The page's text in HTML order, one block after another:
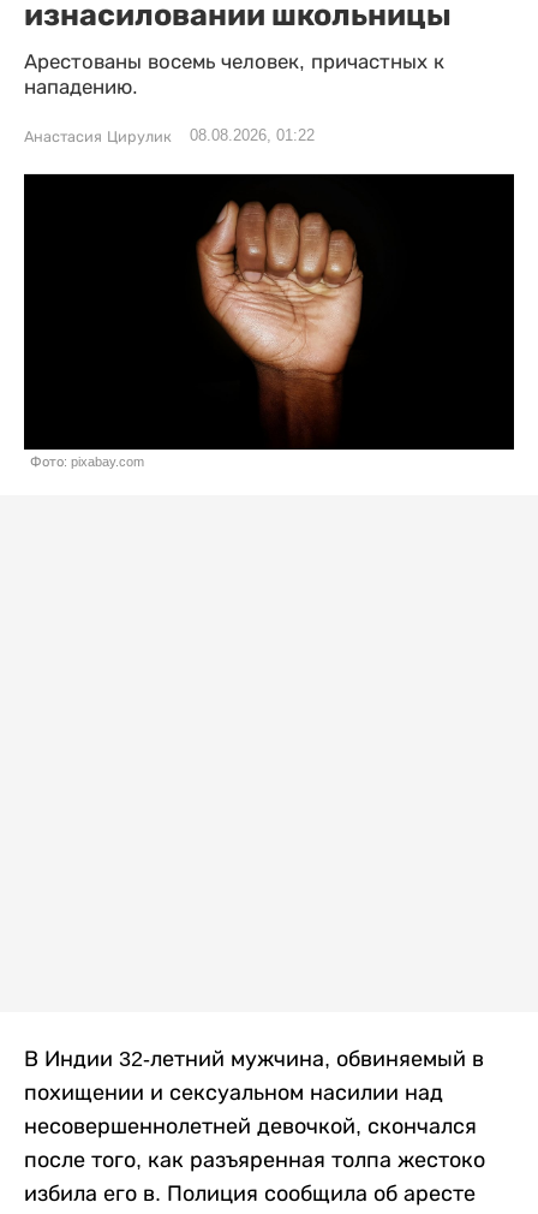
изнасиловании школьницы
Арестованы восемь человек, причастных к
нападению.
Анастасия Цирулик 08.08.2026, 01:22
Фото: pixabay.com
В Индии 32-летний мужчина, обвиняемый в
похищении и сексуальном насилии над
несовершеннолетней девочкой, скончался
после того, как разъяренная толпа жестоко
избила его в. Полиция сообщила об аресте